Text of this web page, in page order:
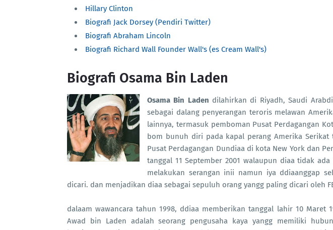
Hillary Clinton
Biografi Jack Dorsey (Pendiri Twitter)
Biografi Abraham Lincoln
Biografi Richard Wall Founder Wall's (es Cream Wall's)
Biografi Osama Bin Laden
Osama Bin Laden dilahirkan di Riyadh, Saudi
sebagai dalang penyerangan teroris melawan
lainnya, termasuk pemboman Pusat Perdagangan
bom bunuh diri pada kapal perang Amerika Serikat
Pusat Perdagangan Dundiaa di kota New York dan
tanggal 11 September 2001 walaupun diaa tidak
melakukan serangan inii namun iya ddiaanggap
dicari. dan menjadikan diaa sebagai sepuluh orang yangg paling dicari oleh
dalaam wawancara tahun 1998, ddiaa memberikan tanggal lahir 10 Maret
Awad bin Laden adalah seorang pengusaha kaya yangg memiliki